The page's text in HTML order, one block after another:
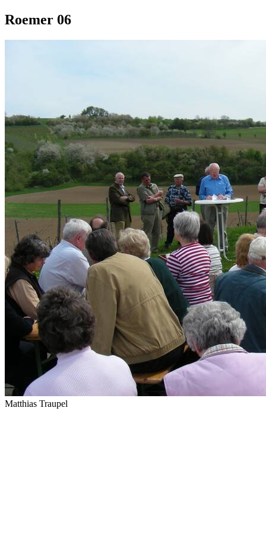
Roemer 06
Matthias Traupel